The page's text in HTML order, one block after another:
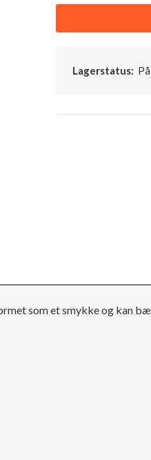
Lagerstatus:
som et smykke og kan